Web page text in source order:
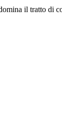
il tratto di